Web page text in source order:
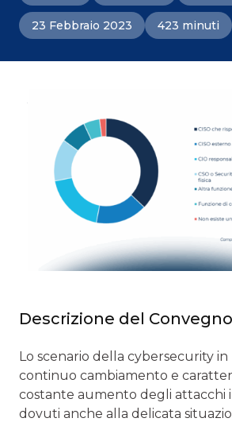
23 Febbraio 2023 423 minuti
Descrizione del Convegno
Lo scenario della cybersecurity in
continuo cambiamento e
costante aumento degli attacchi
dovuti anche alla delicata